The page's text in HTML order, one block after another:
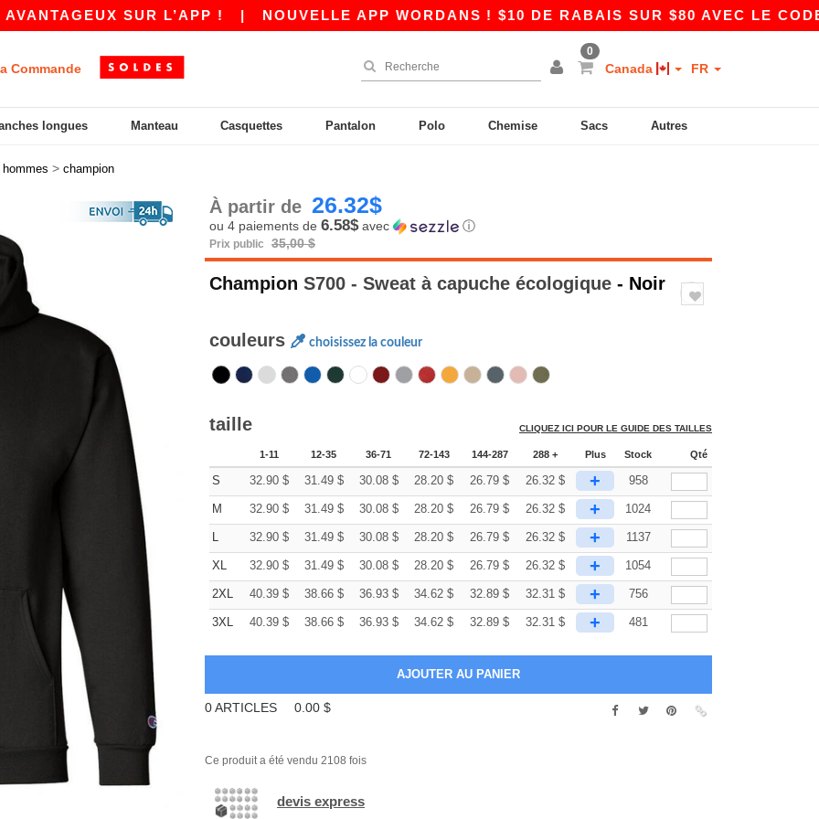
SUR L’APP !|NOUVELLE APP WORDANS ! $10 DE RABAIS SUR $80 AVEC LE CODE
Commande
0
Canada FR
longues Manteau Casquettes Pantalon Polo Chemise Sacs Autres
hommes > champion
À partir de 26.32$
ou 4 paiements de 6.58$avec ⓘ
Prix public 35,00 $
Champion S700 - Sweat à capuche écologique - Noir
couleurs choisissez la couleur
taille CLIQUEZ ICI POUR LE GUIDE DES TAILLES
1-11 12-35 36-71 72-143 144-287 288 + Plus Stock Qté
S 32.90 $ 31.49 $ 30.08 $ 28.20 $ 26.79 $ 26.32 $ + 958
M 32.90 $ 31.49 $ 30.08 $ 28.20 $ 26.79 $ 26.32 $ + 1024
L 32.90 $ 31.49 $ 30.08 $ 28.20 $ 26.79 $ 26.32 $ + 1137
XL 32.90 $ 31.49 $ 30.08 $ 28.20 $ 26.79 $ 26.32 $ + 1054
2XL 40.39 $ 38.66 $ 36.93 $ 34.62 $ 32.89 $ 32.31 $ + 756
3XL 40.39 $ 38.66 $ 36.93 $ 34.62 $ 32.89 $ 32.31 $ + 481
0ARTICLES 0.00 $
Ce produit a été vendu 2108 fois
devis express